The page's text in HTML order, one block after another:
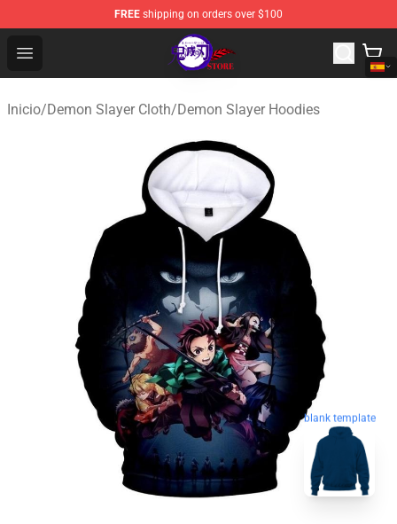
FREE shipping on orders over $100
Open menu
Kimetsu no Yaiba Store - Official Kimetsu no Yaiba
Inicio/Demon Slayer Cloth/Demon Slayer Hoodies
blank template